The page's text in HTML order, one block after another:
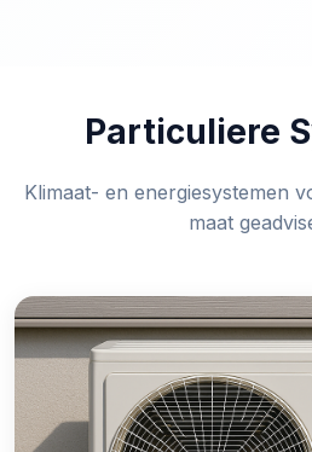
Particuliere
Klimaat- en energiesystemen
maat